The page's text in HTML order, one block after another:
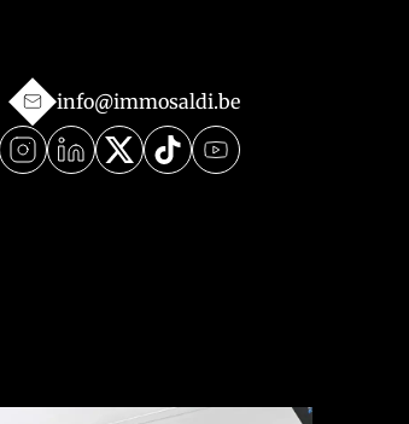
info@immosaldi.be